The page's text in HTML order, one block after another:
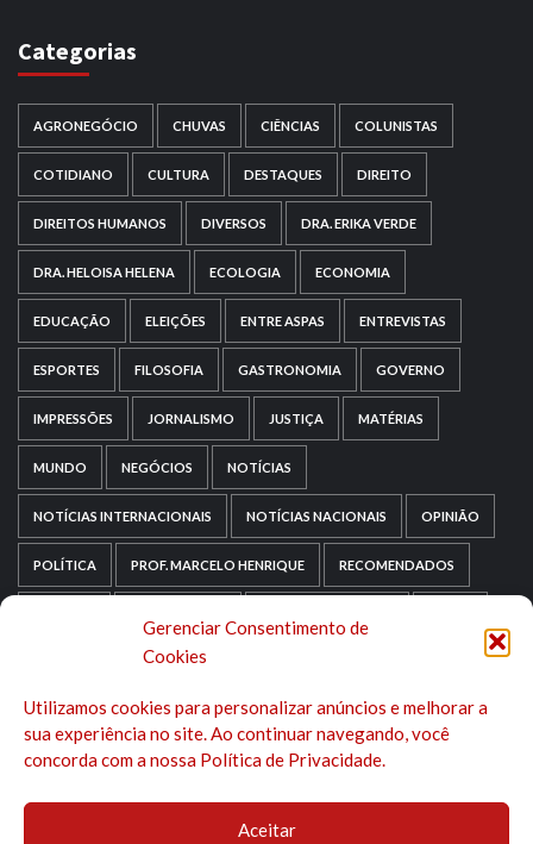
Gerenciar Consentimento de
Cookies
Utilizamos cookies para personalizar anúncios e melhorar a
sua experiência no site. Ao continuar navegando, você
concorda com a nossa Política de Privacidade.
Aceitar
Categorias
AGRONEGÓCIO CHUVAS CIÊNCIAS COLUNISTAS
COTIDIANO CULTURA DESTAQUES DIREITO
DIREITOS HUMANOS DIVERSOS DRA. ERIKA VERDE
DRA. HELOISA HELENA ECOLOGIA ECONOMIA
EDUCAÇÃO ELEIÇÕES ENTRE ASPAS ENTREVISTAS
ESPORTES FILOSOFIA GASTRONOMIA GOVERNO
IMPRESSÕES JORNALISMO JUSTIÇA MATÉRIAS
MUNDO NEGÓCIOS NOTÍCIAS
NOTÍCIAS INTERNACIONAIS NOTÍCIAS NACIONAIS OPINIÃO
POLÍTICA PROF. MARCELO HENRIQUE RECOMENDADOS
SEM CATEGORIA
TECNOLOGIA TRIPADVISOR TURISMO